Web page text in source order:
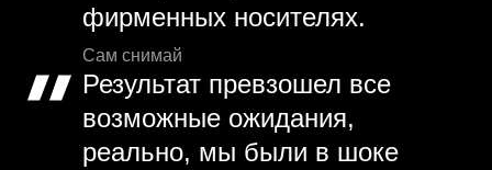
фирменных носителях.
Сам снимай
Результат превзошел все
возможные ожидания,
реально, мы были в шоке